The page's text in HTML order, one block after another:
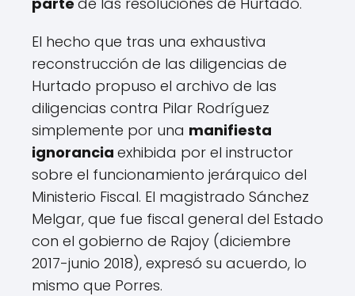
El hecho que tras una exhaustiva
reconstrucción de las diligencias de
Hurtado propuso el archivo de las
diligencias contra Pilar Rodríguez
simplemente por una manifiesta
ignorancia exhibida por el instructor
sobre el funcionamiento jerárquico del
Ministerio Fiscal. El magistrado Sánchez
Melgar, que fue fiscal general del Estado
con el gobierno de Rajoy (diciembre
2017-junio 2018), expresó su acuerdo, lo
mismo que Porres.